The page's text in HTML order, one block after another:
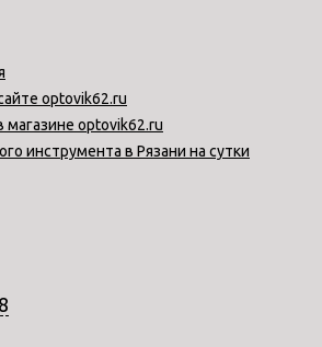
optovik62.ru
магазине optovik62.ru
инструмента в Рязани на сутки